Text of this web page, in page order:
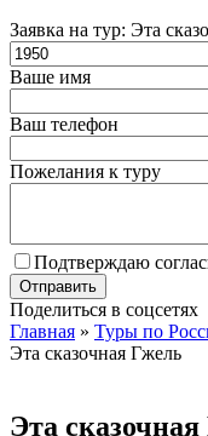
Заявка на тур: Эта
Ваше имя
Ваш телефон
Пожелания к туру
Подтверждаю
Поделиться в соцсетях
Главная » Туры по
Эта сказочная Гжель
Эта